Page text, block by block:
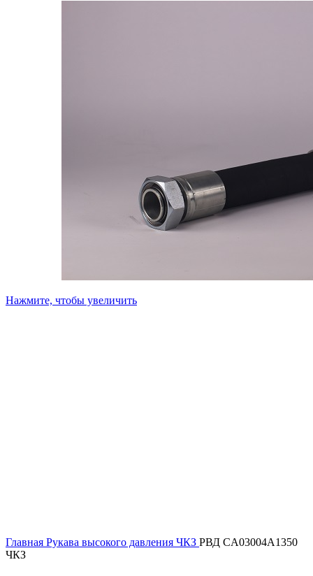
Нажмите, чтобы увеличить
Главная Рукава высокого давления ЧКЗ РВД CA03004A1350
ЧКЗ